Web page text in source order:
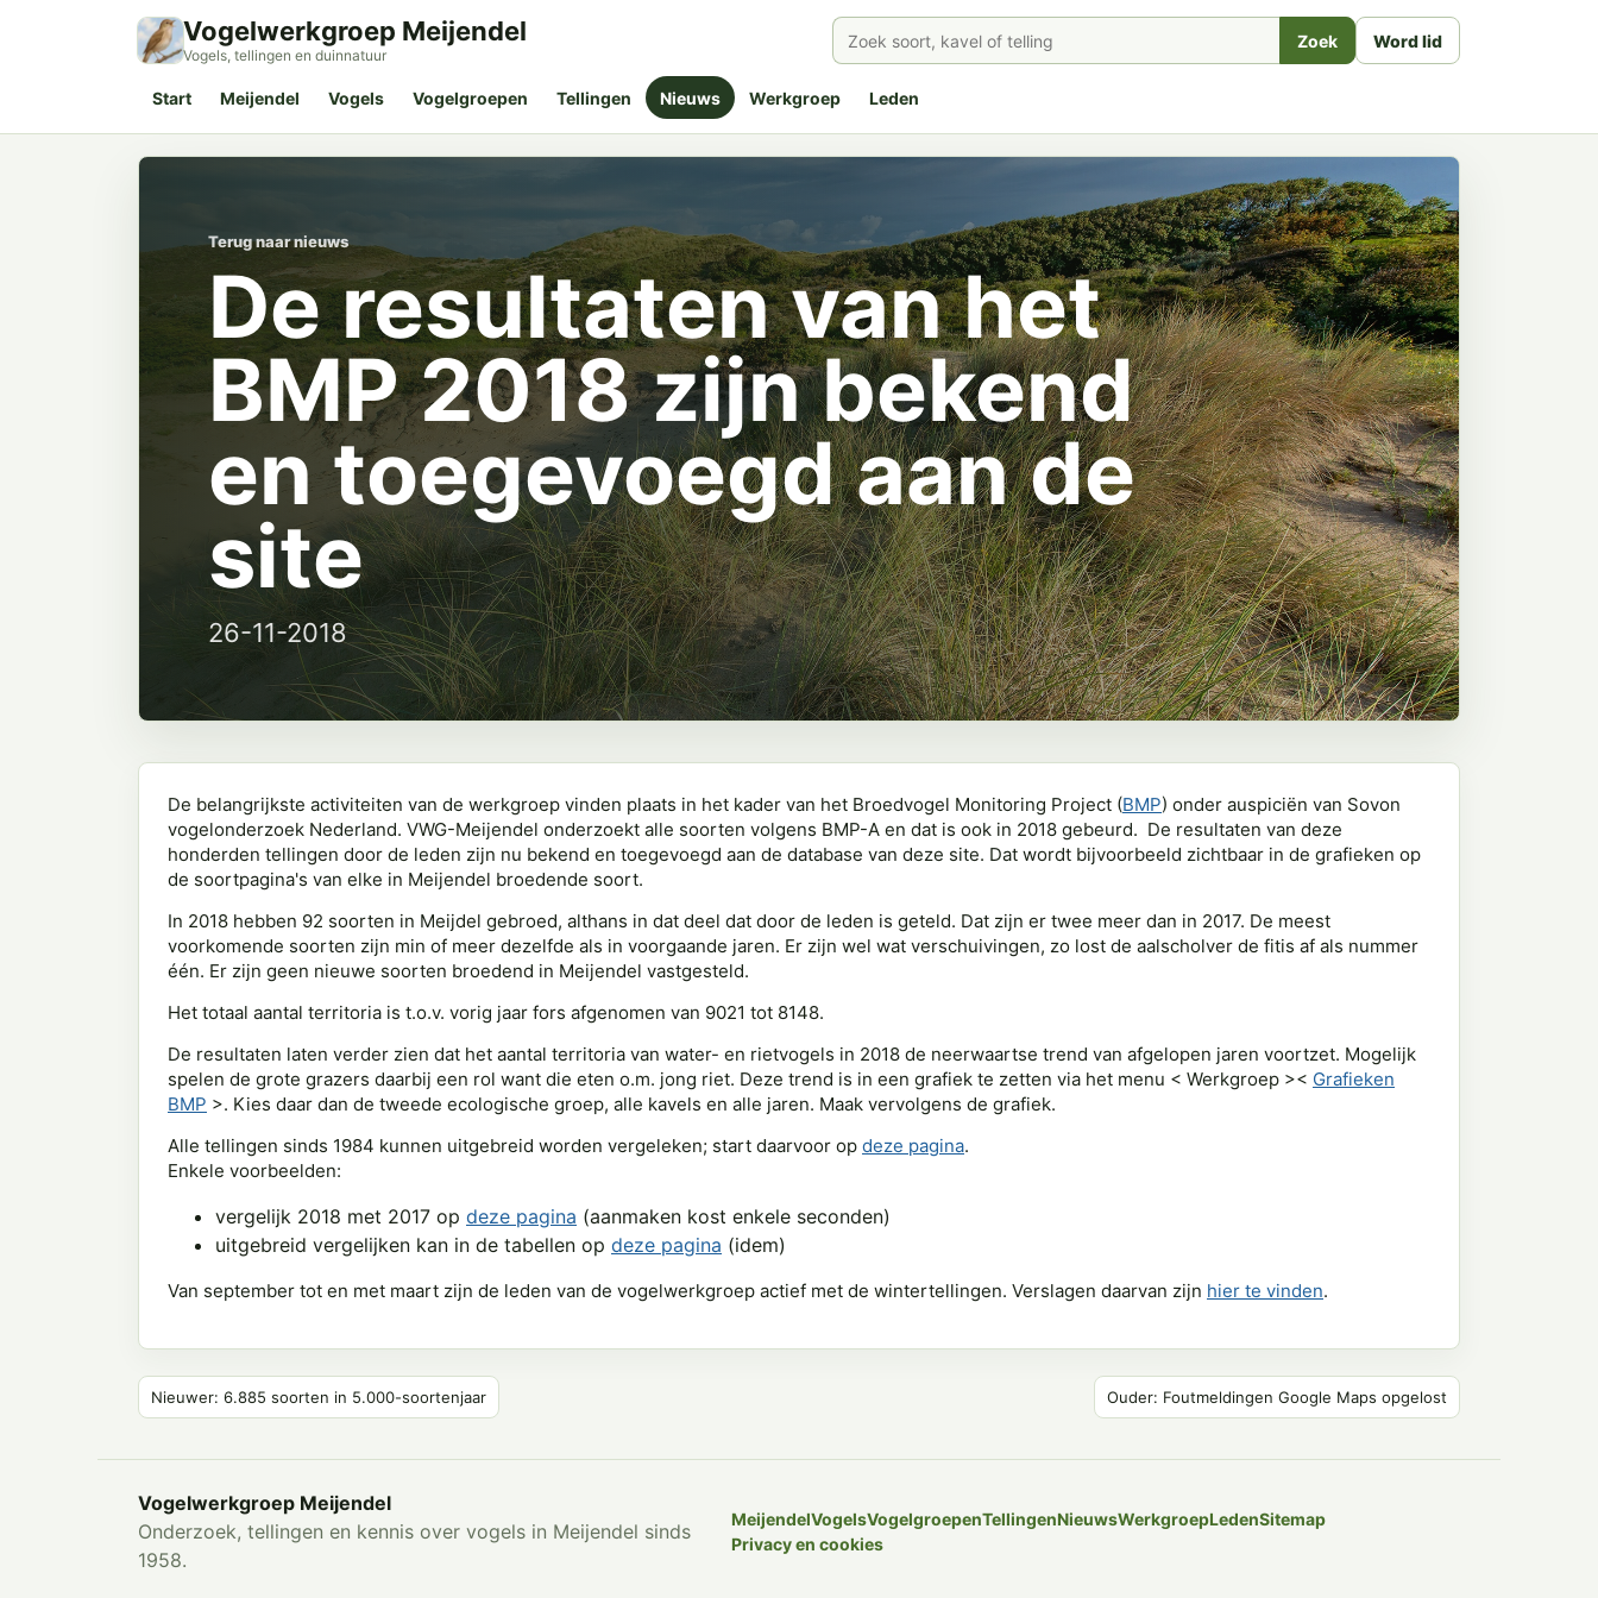
Vogelwerkgroep Meijendel
Vogels, tellingen en duinnatuur
Zoek Word lid
Start Meijendel Vogels Vogelgroepen Tellingen Nieuws Werkgroep Leden
Terug naar nieuws
De resultaten van het
BMP 2018 zijn bekend
en toegevoegd aan de
site
26-11-2018
De belangrijkste activiteiten van de werkgroep vinden plaats in het kader van het Broedvogel Monitoring Project (BMP) onder auspiciën van Sovon
vogelonderzoek Nederland. VWG-Meijendel onderzoekt alle soorten volgens BMP-A en dat is ook in 2018 gebeurd. De resultaten van deze
honderden tellingen door de leden zijn nu bekend en toegevoegd aan de database van deze site. Dat wordt bijvoorbeeld zichtbaar in de grafieken op
de soortpagina's van elke in Meijendel broedende soort.
In 2018 hebben 92 soorten in Meijdel gebroed, althans in dat deel dat door de leden is geteld. Dat zijn er twee meer dan in 2017. De meest
voorkomende soorten zijn min of meer dezelfde als in voorgaande jaren. Er zijn wel wat verschuivingen, zo lost de aalscholver de fitis af als nummer
één. Er zijn geen nieuwe soorten broedend in Meijendel vastgesteld.
Het totaal aantal territoria is t.o.v. vorig jaar fors afgenomen van 9021 tot 8148.
De resultaten laten verder zien dat het aantal territoria van water- en rietvogels in 2018 de neerwaartse trend van afgelopen jaren voortzet. Mogelijk
spelen de grote grazers daarbij een rol want die eten o.m. jong riet. Deze trend is in een grafiek te zetten via het menu < Werkgroep >< Grafieken
BMP >. Kies daar dan de tweede ecologische groep, alle kavels en alle jaren. Maak vervolgens de grafiek.
Alle tellingen sinds 1984 kunnen uitgebreid worden vergeleken; start daarvoor op deze pagina.
Enkele voorbeelden:
vergelijk 2018 met 2017 op deze pagina (aanmaken kost enkele seconden)
uitgebreid vergelijken kan in de tabellen op deze pagina (idem)
Van september tot en met maart zijn de leden van de vogelwerkgroep actief met de wintertellingen. Verslagen daarvan zijn hier te vinden.
Nieuwer: 6.885 soorten in 5.000-soortenjaar Ouder: Foutmeldingen Google Maps opgelost
Vogelwerkgroep Meijendel
Onderzoek, tellingen en kennis over vogels in Meijendel sinds
1958.
MeijendelVogelsVogelgroepenTellingenNieuwsWerkgroepLedenSitemap
Privacy en cookies